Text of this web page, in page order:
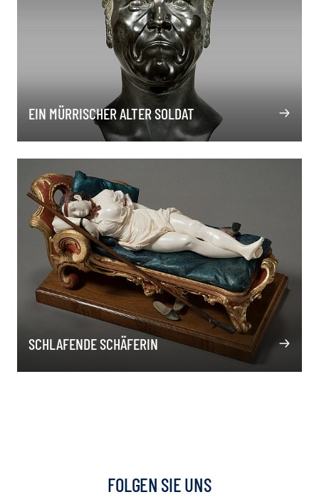
EIN MÜRRISCHER ALTER SOLDAT
SCHLAFENDE SCHÄFERIN
FOLGEN SIE UNS